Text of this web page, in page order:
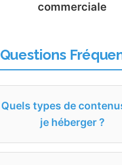
commerciale
Questions
Quels types de
je héberger ?